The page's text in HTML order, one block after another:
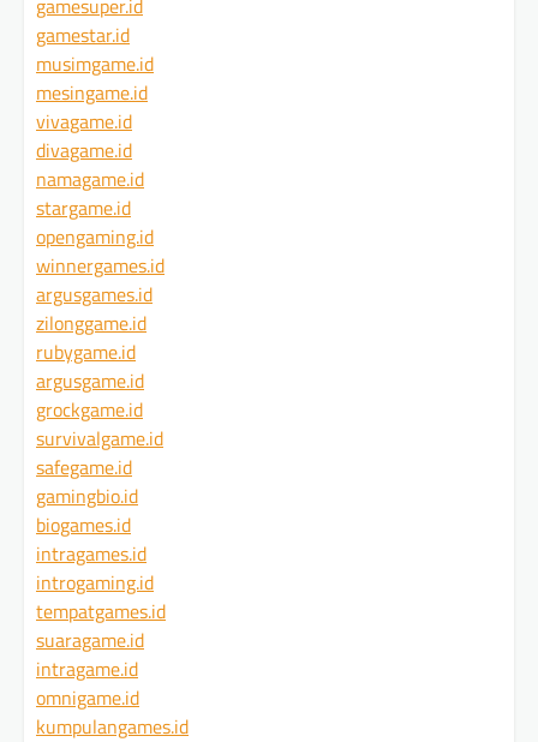
gamesuper.id
gamestar.id
musimgame.id
mesingame.id
vivagame.id
divagame.id
namagame.id
stargame.id
opengaming.id
winnergames.id
argusgames.id
zilonggame.id
rubygame.id
argusgame.id
grockgame.id
survivalgame.id
safegame.id
gamingbio.id
biogames.id
intragames.id
introgaming.id
tempatgames.id
suaragame.id
intragame.id
omnigame.id
kumpulangames.id